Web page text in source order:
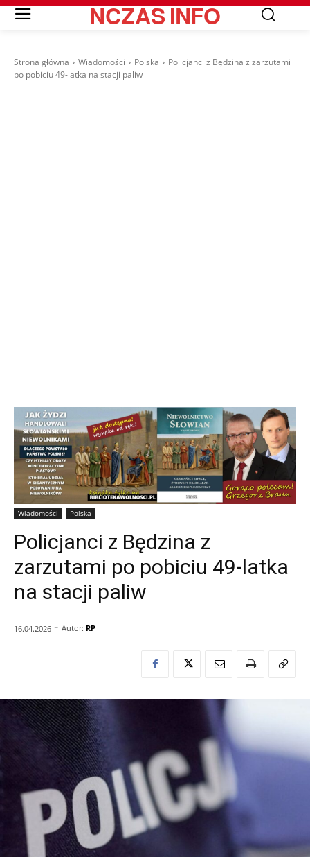
NCZASINFO
Strona główna Wiadomości Polska
Policjanci z Będzina z zarzutami
po pobiciu 49-latka na stacji paliw
Wiadomości Polska
Policjanci z Będzina z
zarzutami po pobiciu 49-latka
na stacji paliw
16.04.2026 - Autor: RP